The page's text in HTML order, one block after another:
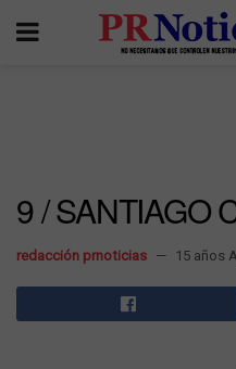
9 / SANTIAGO
redacción prnoticias 15 años